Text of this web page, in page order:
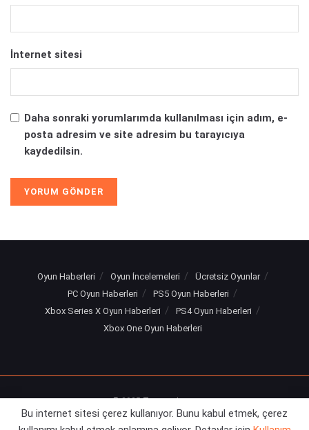
İnternet sitesi
Daha sonraki yorumlarımda kullanılması için adım, e-
posta adresim ve site adresim bu tarayıcıya
kaydedilsin.
Oyun Haberleri Oyun İncelemeleri
Ücretsiz Oyunlar
PC Oyun Haberleri
PS5 Oyun Haberleri
Xbox Series X Oyun Haberleri
PS4 Oyun Haberleri
Xbox One Oyun Haberleri
© 2025Turuncu Levye
Bu internet sitesi çerez kullanıyor. Bunu kabul etmek, çerez